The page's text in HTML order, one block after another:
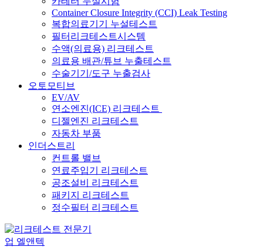
Container Closure Integrity (CCI) Leak Testing
복합의료기기 누설테스트
필터리크테스트시스템
수액(의료용) 리크테스트
의료용 배관/튜브 누출테스트
수술기기/도구 누출검사
오토모티브
EV/AV
연소엔진(ICE) 리크테스트
디젤엔진 리크테스트
자동차 부품
인더스트리
컨트롤 밸브
연료주입기 리크테스트
공조설비 리크테스트
패키지 리크테스트
정수필터 리크테스트